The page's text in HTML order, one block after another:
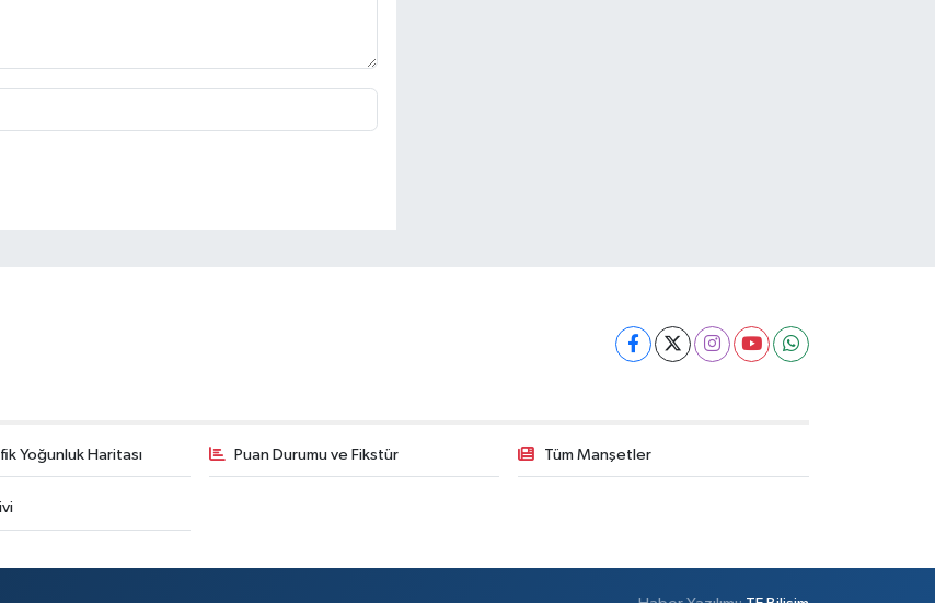
Yoğunluk Haritası Puan Durumu ve Fikstür Tüm Manşetler